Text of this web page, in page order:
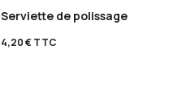
Serviette de polissage
4,20€TTC